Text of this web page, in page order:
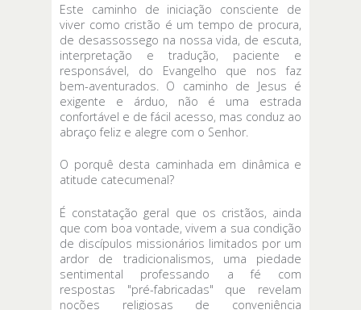
Este caminho de iniciação consciente de
viver como cristão é um tempo de procura,
de desassossego na nossa vida, de escuta,
interpretação e tradução, paciente e
responsável, do Evangelho que nos faz
bem-aventurados. O caminho de Jesus é
exigente e árduo, não é uma estrada
confortável e de fácil acesso, mas conduz ao
abraço feliz e alegre com o Senhor.
O porquê desta caminhada em dinâmica e
atitude catecumenal?
É constatação geral que os cristãos, ainda
que com boa vontade, vivem a sua condição
de discípulos missionários limitados por um
ardor de tradicionalismos, uma piedade
sentimental professando a fé com
respostas "pré-fabricadas" que revelam
noções religiosas de conveniência